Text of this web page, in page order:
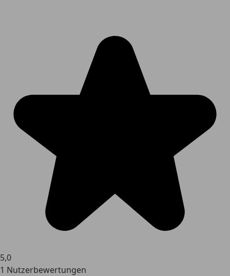
5,0
1 Nutzerbewertungen